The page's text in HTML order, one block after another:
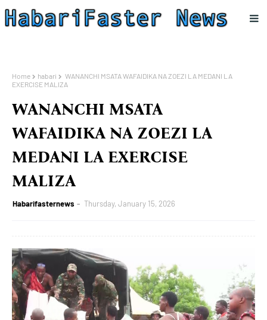
Home habari
WANANCHI MSATA WAFAIDIKA NA ZOEZI LA MEDANI LA
EXERCISE MALIZA
WANANCHI MSATA
WAFAIDIKA NA ZOEZI LA
MEDANI LA EXERCISE
MALIZA
Habarifasternews Thursday, January 15, 2026